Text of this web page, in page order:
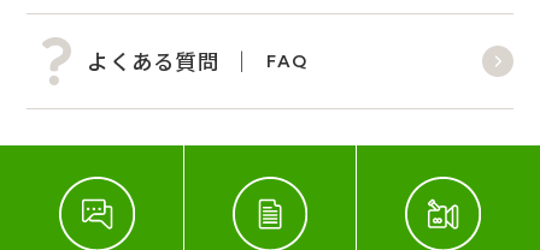
よくある質問 FAQ